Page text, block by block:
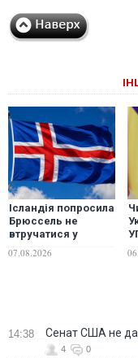
Ісландія попросила
Брюссель не
втручатися у
референдум щодо
ЄС
07.08.2026
14:38 Сенат США не
4 0